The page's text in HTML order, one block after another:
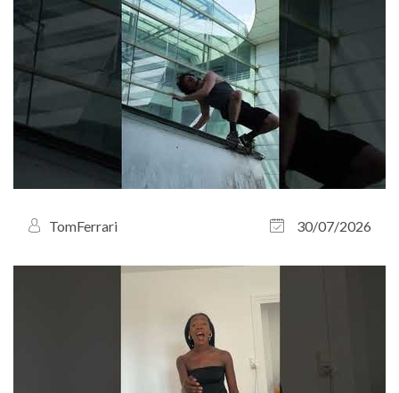
TomFerrari 30/07/2026